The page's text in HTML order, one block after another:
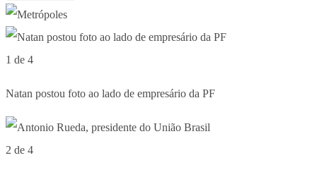
1 de 4
Natan postou foto ao lado de empresário da PF
2 de 4